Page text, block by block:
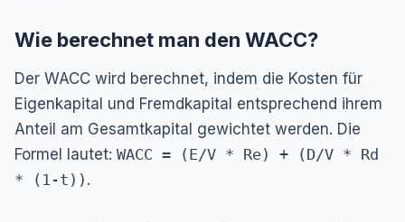
Wie berechnet man den WACC?
Der WACC wird berechnet, indem die Kosten für
Eigenkapital und Fremdkapital entsprechend ihrem
Anteil am Gesamtkapital gewichtet werden. Die
Formel lautet: WACC = (E/V * Re) + (D/V * Rd
* (1-t)) .